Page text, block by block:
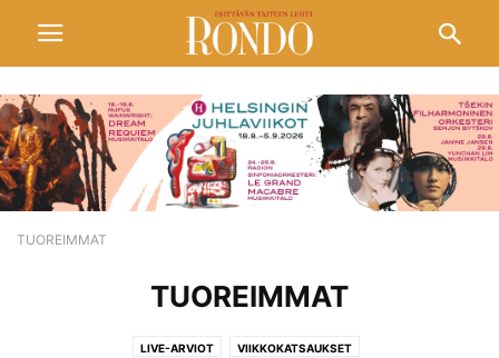
TUOREIMMAT
TUOREIMMAT
LIVE-ARVIOT VIIKKOKATSAUKSET